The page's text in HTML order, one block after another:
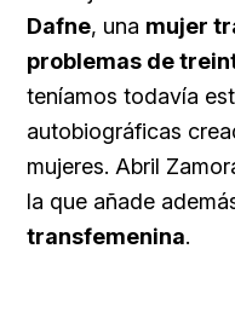
Dafne, una mujer
problemas de
teníamos todavía
autobiográficas
mujeres. Abril
la que añade
transfemenina.